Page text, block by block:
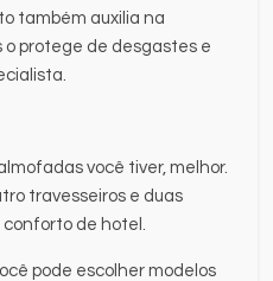
também auxilia na
o protege de desgastes e
você tiver, melhor.
travesseiros e duas
de hotel.
pode escolher modelos